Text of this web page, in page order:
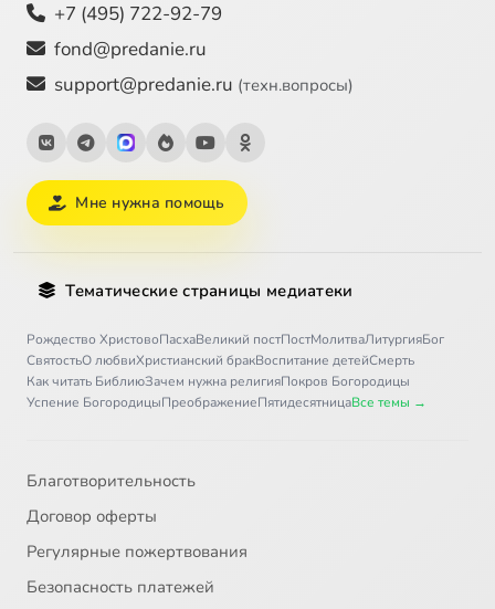
+7 (495) 722-92-79
fond@predanie.ru
support@predanie.ru (техн.вопросы)
Мне нужна помощь
Тематические страницы медиатеки
Рождество ХристовоПасхаВеликий постПостМолитваЛитургияБог
СвятостьО любвиХристианский бракВоспитание детейСмерть
Как читать БиблиюЗачем нужна религияПокров Богородицы
Успение БогородицыПреображениеПятидесятницаВсе темы →
Благотворительность
Договор оферты
Регулярные пожертвования
Безопасность платежей